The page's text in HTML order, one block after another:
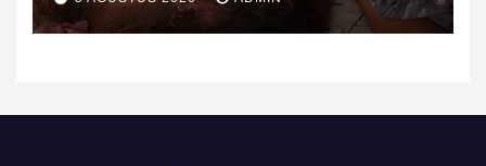
KUHAP dalam kasus
Sengatan Listrik”